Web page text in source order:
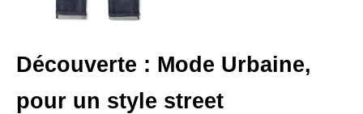
Découverte : Mode Urbaine,
pour un style street